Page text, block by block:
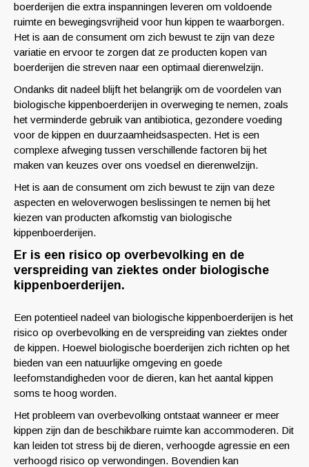
boerderijen die extra inspanningen leveren om voldoende
ruimte en bewegingsvrijheid voor hun kippen te waarborgen.
Het is aan de consument om zich bewust te zijn van deze
variatie en ervoor te zorgen dat ze producten kopen van
boerderijen die streven naar een optimaal dierenwelzijn.
Ondanks dit nadeel blijft het belangrijk om de voordelen van
biologische kippenboerderijen in overweging te nemen, zoals
het verminderde gebruik van antibiotica, gezondere voeding
voor de kippen en duurzaamheidsaspecten. Het is een
complexe afweging tussen verschillende factoren bij het
maken van keuzes over ons voedsel en dierenwelzijn.
Het is aan de consument om zich bewust te zijn van deze
aspecten en weloverwogen beslissingen te nemen bij het
kiezen van producten afkomstig van biologische
kippenboerderijen.
Er is een risico op overbevolking en de
verspreiding van ziektes onder biologische
kippenboerderijen.
Een potentieel nadeel van biologische kippenboerderijen is het
risico op overbevolking en de verspreiding van ziektes onder
de kippen. Hoewel biologische boerderijen zich richten op het
bieden van een natuurlijke omgeving en goede
leefomstandigheden voor de dieren, kan het aantal kippen
soms te hoog worden.
Het probleem van overbevolking ontstaat wanneer er meer
kippen zijn dan de beschikbare ruimte kan accommoderen. Dit
kan leiden tot stress bij de dieren, verhoogde agressie en een
verhoogd risico op verwondingen. Bovendien kan